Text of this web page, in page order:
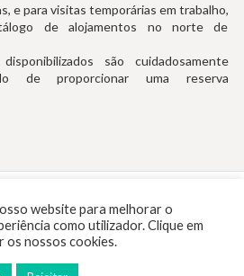
e para visitas temporárias em trabalho,
de alojamentos no norte de
são cuidadosamente
de proporcionar uma reserva
(Chamada para Rede Fixa Nacional)
website para melhorar o
como utilizador. Clique em
os nossos cookies.